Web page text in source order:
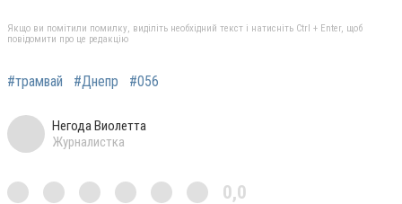
Якщо ви помітили помилку, виділіть необхідний текст і натисніть Ctrl + Enter, щоб
повідомити про це редакцію
#трамвай #Днепр #056
Негода Виолетта
Журналистка
0,0